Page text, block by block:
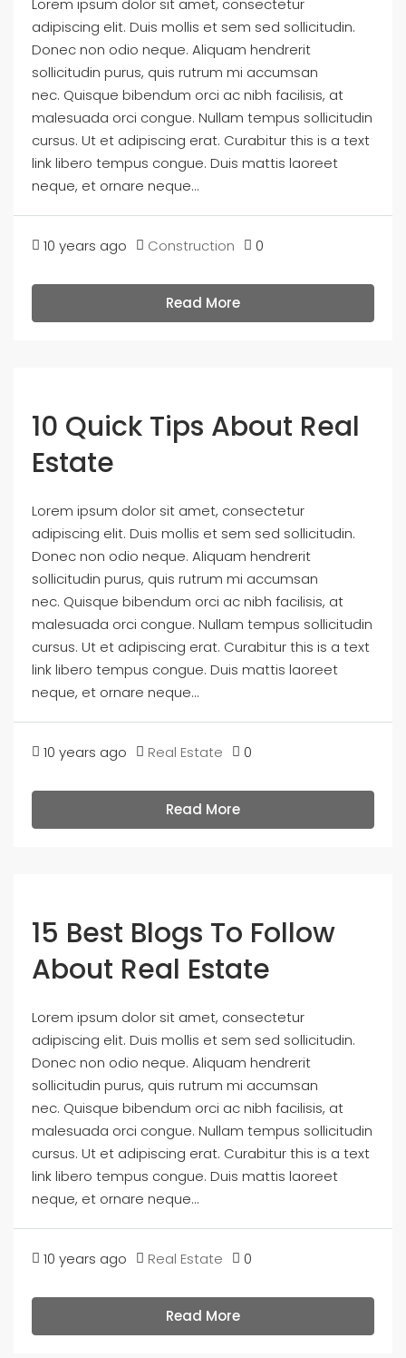
Lorem ipsum dolor sit amet, consectetur
adipiscing elit. Duis mollis et sem sed sollicitudin.
Donec non odio neque. Aliquam hendrerit
sollicitudin purus, quis rutrum mi accumsan
nec. Quisque bibendum orci ac nibh facilisis, at
malesuada orci congue. Nullam tempus sollicitudin
cursus. Ut et adipiscing erat. Curabitur this is a text
link libero tempus congue. Duis mattis laoreet
neque, et ornare neque...
10 years ago Construction 0
Read More
10 Quick Tips About Real
Estate
Lorem ipsum dolor sit amet, consectetur
adipiscing elit. Duis mollis et sem sed sollicitudin.
Donec non odio neque. Aliquam hendrerit
sollicitudin purus, quis rutrum mi accumsan
nec. Quisque bibendum orci ac nibh facilisis, at
malesuada orci congue. Nullam tempus sollicitudin
cursus. Ut et adipiscing erat. Curabitur this is a text
link libero tempus congue. Duis mattis laoreet
neque, et ornare neque...
10 years ago Real Estate 0
Read More
15 Best Blogs To Follow
About Real Estate
Lorem ipsum dolor sit amet, consectetur
adipiscing elit. Duis mollis et sem sed sollicitudin.
Donec non odio neque. Aliquam hendrerit
sollicitudin purus, quis rutrum mi accumsan
nec. Quisque bibendum orci ac nibh facilisis, at
malesuada orci congue. Nullam tempus sollicitudin
cursus. Ut et adipiscing erat. Curabitur this is a text
link libero tempus congue. Duis mattis laoreet
neque, et ornare neque...
10 years ago Real Estate 0
Read More